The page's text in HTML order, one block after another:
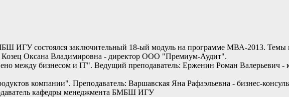
ИГУ состоялся заключительный 18-ый модуль на программе МВА-2013. Темы
Козец Оксана Владимировна - директор ООО "Премиум-Аудит".
между бизнесом и IT". Ведущий преподаватель: Ерженин Роман Валерьевич -
компании". Преподаватель: Варшавская Яна Рафаэльевна - бизнес-
кафедры менеджмента БМБШ ИГУ